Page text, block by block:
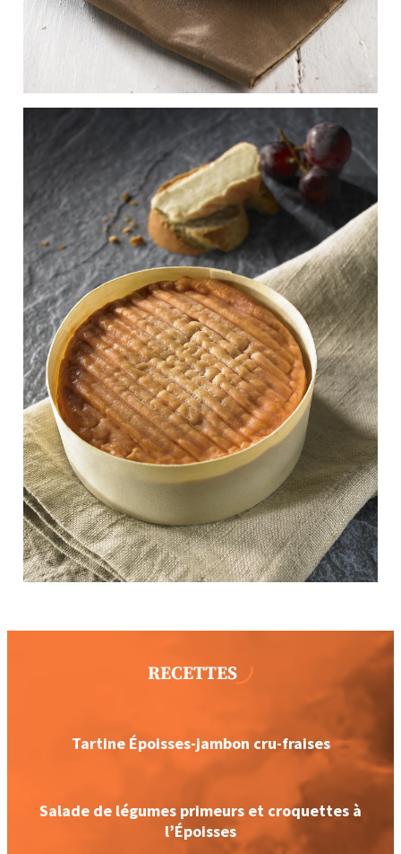
RECETTES
Tartine Époisses-jambon cru-fraises
Salade de légumes primeurs et croquettes à
l’Époisses